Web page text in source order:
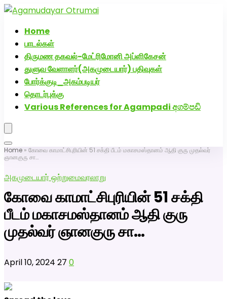
Home
பாடல்கள்
திருமண தகவல்-மேட்ரிமோனி அப்ளிகேசன்
துளுவ வேளாளர்(அகமுடையார்) பதிவுகள்
போர்க்குடி_அகம்படியர்
தொடர்புக்கு
Various References for Agampadi අගම්පඩි
Home » கோவை காமாட்சிபுரியின் 51 சக்தி பீடம் மகாசமஸ்தானம் ஆதி குரு முதல்வர்
ஞானகுரு சா…
அகமுடையார் ஒற்றுமைவரலாறு
கோவை காமாட்சிபுரியின் 51 சக்தி
பீடம் மகாசமஸ்தானம் ஆதி குரு
முதல்வர் ஞானகுரு சா…
April 10, 2024 27 0
அகமுடையார் திருமண வரன்களுக்கு அகமுடையார்மேட்ரி-